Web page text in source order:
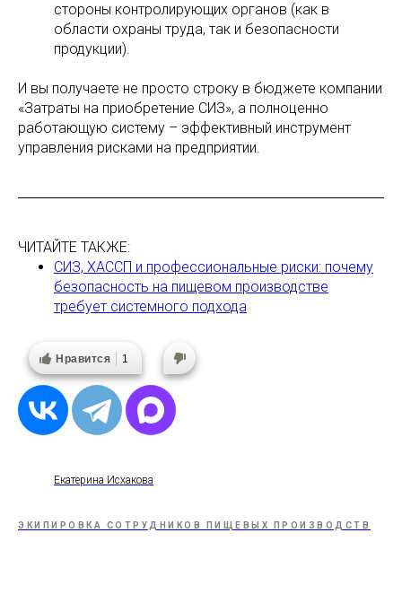
стороны контролирующих органов (как в
области охраны труда, так и безопасности
продукции).
И вы получаете не просто строку в бюджете компании
«Затраты на приобретение СИЗ», а полноценно
работающую систему – эффективный инструмент
управления рисками на предприятии.
ЧИТАЙТЕ ТАКЖЕ:
СИЗ, ХАССП и профессиональные риски: почему
безопасность на пищевом производстве
требует системного подхода
Нравится 1
Екатерина Исхакова
ЭКИПИРОВКА СОТРУДНИКОВ ПИЩЕВЫХ ПРОИЗВОДСТВ